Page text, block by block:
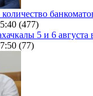
количество
(477)
5 и 6
(77)